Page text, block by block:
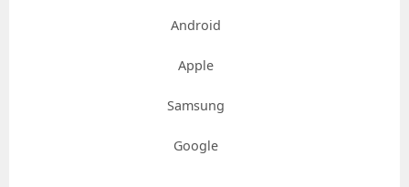
Android
Apple
Samsung
Google